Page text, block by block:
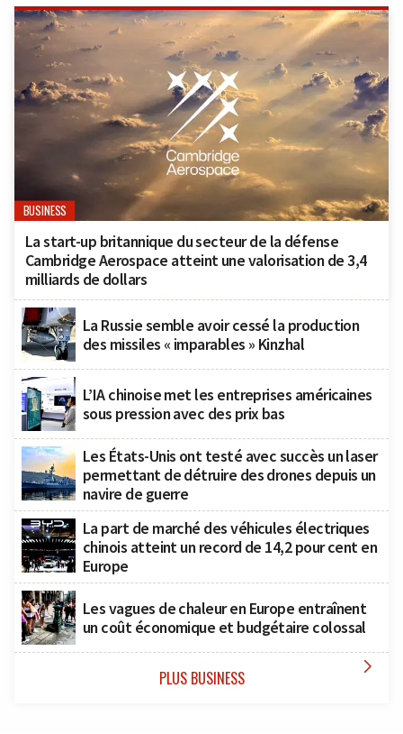
BUSINESS
La start-up britannique du secteur de la défense
Cambridge Aerospace atteint une valorisation de 3,4
milliards de dollars
La Russie semble avoir cessé la production
des missiles « imparables » Kinzhal
L’IA chinoise met les entreprises américaines
sous pression avec des prix bas
Les États-Unis ont testé avec succès un laser
permettant de détruire des drones depuis un
navire de guerre
La part de marché des véhicules électriques
chinois atteint un record de 14,2 pour cent en
Europe
Les vagues de chaleur en Europe entraînent
un coût économique et budgétaire colossal
PLUS BUSINESS 